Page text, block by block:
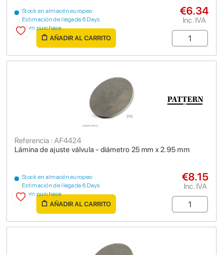
Stock en almacén europeo
Estimación de llegada 6 Days
from purchase
€6.34
Inc. IVA
AÑADIR AL CARRITO
Lámina de ajuste válvula - diámetro 25 mm x 2.95 mm
Referencia : AF4424
Stock en almacén europeo
Estimación de llegada 6 Days
from purchase
€8.15
Inc. IVA
AÑADIR AL CARRITO